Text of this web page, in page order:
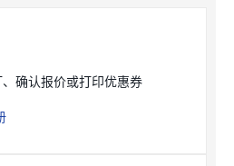
确认报价或打印优惠券